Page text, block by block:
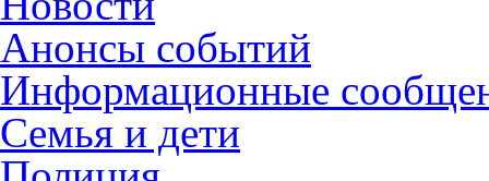
Анонсы событий
Информационные
Семья и дети